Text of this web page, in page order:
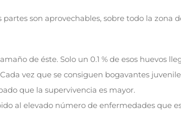
son aprovechables, sobre todo la zona
de éste. Solo un 0.1 % de esos huevos
vez que se consiguen bogavantes
que la supervivencia es mayor.
al elevado número de enfermedades que